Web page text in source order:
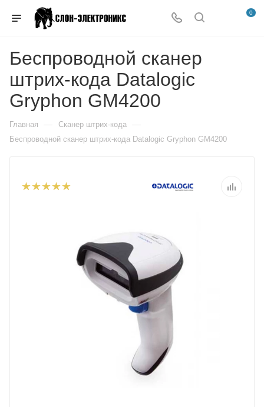
0
Беспроводной сканер
штрих-кода Datalogic
Gryphon GM4200
Главная — Сканер штрих-кода —
Беспроводной сканер штрих-кода Datalogic Gryphon GM4200